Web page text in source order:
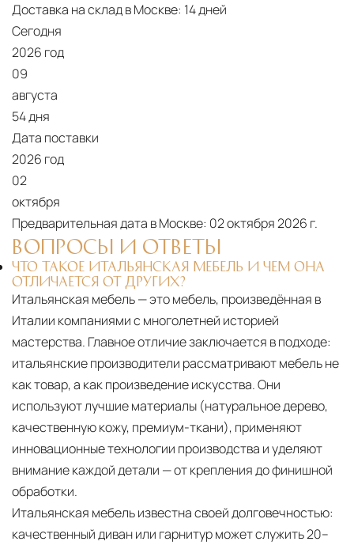
Вывоз упаковочного материала
очистка помещения от тары и упаковки
предмет повреждений и дефектов при
Сроки доставки
дней. Для Московской области сроки зависят
от удалённости объекта и варьируются от 5 до
10 рабочих дней. Возможна срочная доставка
при наличии свободных логистических
ресурсов.
Управление логистикой и контроль
Каждый заказ отслеживается в режиме
реального времени через систему GPS-
мониторинга. Наша команда логистических
специалистов с опытом работы в
международной доставке обеспечивает
полную сохранность груза, соблюдение
температурного режима и защиту от
механических повреждений на всех этапах
маршрута.
Доставка на склад в Москве: 14 дней
Сегодня
2026 год
09
августа
54 дня
Дата поставки
2026 год
02
октября
Предварительная дата в Москве: 02 октября 2026 г.
ВОПРОСЫ И ОТВЕТЫ
ЧТО ТАКОЕ ИТАЛЬЯНСКАЯ МЕБЕЛЬ И ЧЕМ ОНА
ОТЛИЧАЕТСЯ ОТ ДРУГИХ?
Итальянская мебель — это мебель, произведённая в
Италии компаниями с многолетней историей
мастерства. Главное отличие заключается в подходе:
итальянские производители рассматривают мебель не
как товар, а как произведение искусства. Они
используют лучшие материалы (натуральное дерево,
качественную кожу, премиум-ткани), применяют
инновационные технологии производства и уделяют
внимание каждой детали — от крепления до финишной
обработки.
Итальянская мебель известна своей долговечностью:
качественный диван или гарнитур может служить 20–